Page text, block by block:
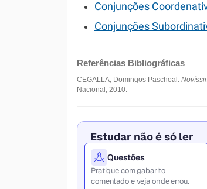
Conjunções
Conjunções
Referências Bibliográficas
CEGALLA, Domingos Paschoal.
Nacional, 2010.
Estudar não é só ler
Questões
Pratique com gabarito
comentado e veja onde errou.